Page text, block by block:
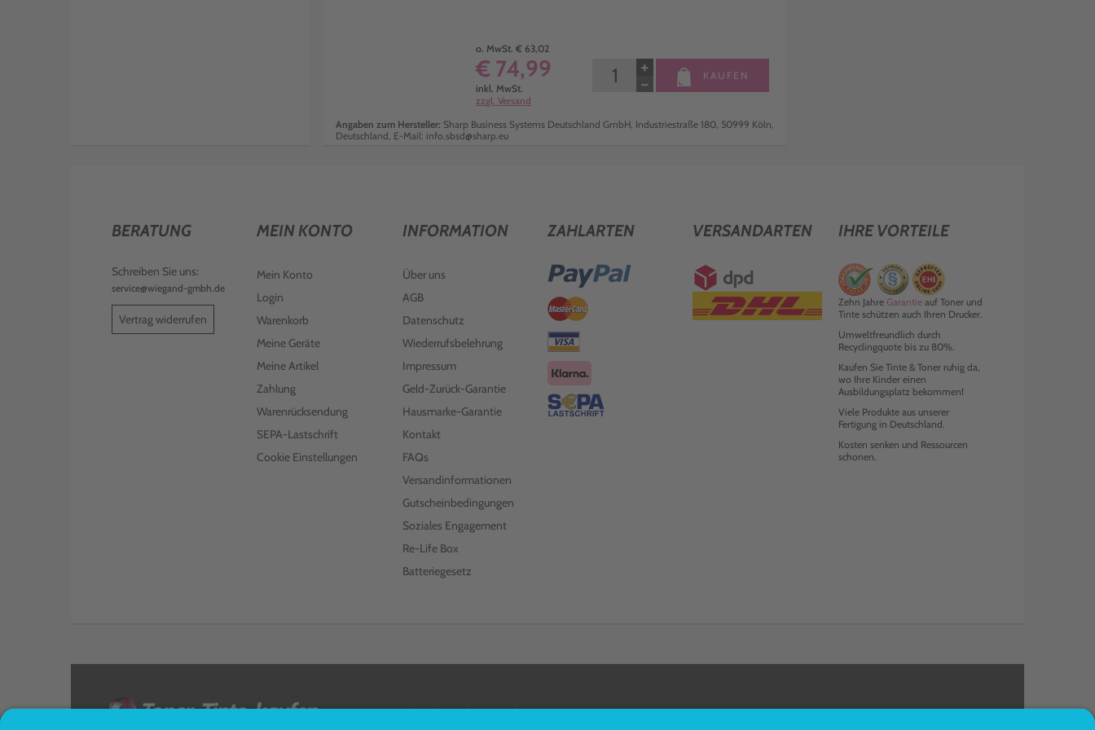
o. MwSt. € 63,02
€ 74,99
inkl. MwSt.
zzgl. Versand
−
+ KAUFEN
Angaben zum Hersteller: Sharp Business Systems Deutschland GmbH, Industriestraße 180, 50999 Köln,
Deutschland, E-Mail: info.sbsd@sharp.eu
BERATUNG
Schreiben Sie uns:
service@wiegand-gmbh.de
Vertrag widerrufen
MEIN KONTO
Mein Konto
Login
Warenkorb
Meine Geräte
Meine Artikel
Zahlung
Warenrücksendung
SEPA-Lastschrift
Cookie Einstellungen
INFORMATION
Über uns
AGB
Datenschutz
Wiederrufsbelehrung
Impressum
Geld-Zurück-Garantie
Hausmarke-Garantie
Kontakt
FAQs
Versandinformationen
Gutscheinbedingungen
Soziales Engagement
Re-Life Box
Batteriegesetz
ZAHLARTEN VERSANDARTEN IHRE VORTEILE
Zehn Jahre Garantieauf Toner und
Tinte schützen auch Ihren Drucker.
Umweltfreundlich durch
Recyclingquote bis zu 80%.
Kaufen Sie Tinte & Toner ruhig da,
wo Ihre Kinder einen
Ausbildungsplatz bekommen!
Viele Produkte aus unserer
Fertigung in Deutschland.
Kosten senken und Ressourcen
schonen.
< FOLGEN SIE UNS